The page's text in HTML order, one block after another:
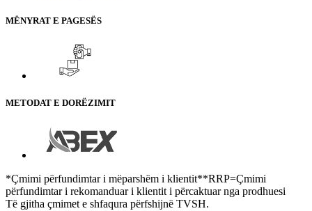
MËNYRAT E PAGESËS
METODAT E DORËZIMIT
*Çmimi përfundimtar i mëparshëm i klientit**RRP=Çmimi
përfundimtar i rekomanduar i klientit i përcaktuar nga prodhuesi
Të gjitha çmimet e shfaqura përfshijnë TVSH.